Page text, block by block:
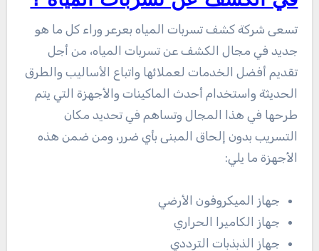
تسعى شركة كشف تسربات المياه بعرعر وراء كل ما هو
جديد في مجال الكشف عن تسربات المياه، من أجل
تقديم أفضل الخدمات لعملائها واتباع الأساليب والطرق
الحديثة واستخدام أحدث الماكينات والأجهزة التي يتم
طرحها في هذا المجال وتساهم في تحديد مكان
التسريب بدون إلحاق المبنى بأي ضرر، ومن ضمن هذه
الأجهزة ما يلي:
جهاز الميكروفون الأرضي
جهاز الكاميرا الحراري
جهاز الذبذبات الترددي